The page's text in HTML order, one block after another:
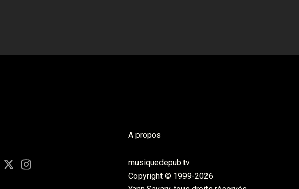
A propos
musiquedepub.tv
Copyright © 1999-2026